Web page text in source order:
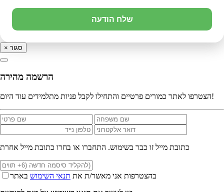
שלח הודעה
× סגור
הרשמה מהירה
הצטרפו לאתר כמורים פרטיים והתחילו לקבל פניות מתלמידים עוד היום!
כתובת מייל זו כבר בשימוש. התחברו או בחרו כתובת מייל אחרת
בהצטרפות אני מאשר/ת את תנאי השימוש באתר